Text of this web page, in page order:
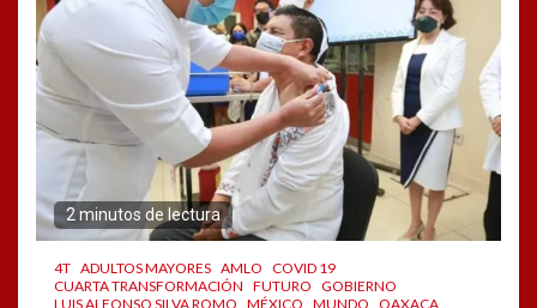
2 minutos de lectura
4T ADULTOS MAYORES AMLO COVID 19
CUARTA TRANSFORMACIÓN FUTURO GOBIERNO
LUIS ALFONSO SILVA ROMO MÉXICO MUNDO OAXACA